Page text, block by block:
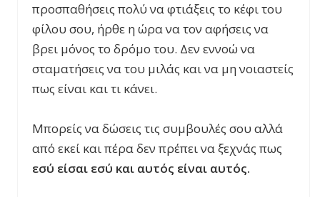
προσπαθήσεις πολύ να φτιάξεις το κέφι του
φίλου σου, ήρθε η ώρα να τον αφήσεις να
βρει μόνος το δρόμο του. Δεν εννοώ να
σταματήσεις να του μιλάς και να μη νοιαστείς
πως είναι και τι κάνει.
Μπορείς να δώσεις τις συμβουλές σου αλλά
από εκεί και πέρα δεν πρέπει να ξεχνάς πως
εσύ είσαι εσύ και αυτός είναι αυτός.